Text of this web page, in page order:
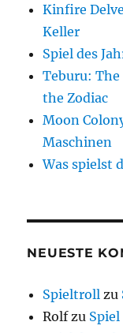
Kinfire
Keller
Spiel des
Teburu: The
the Zodiac
Moon
Maschinen
Was spielst
NEUESTE
Spieltroll zu
Rolfzu Spiel